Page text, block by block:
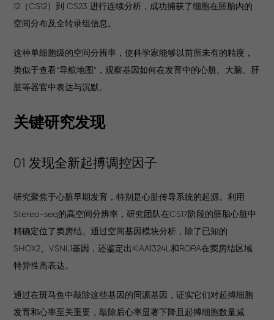
12（CS12）到 CS23 进行连续分析，成功捕获了细胞在胚胎内的
空间分布及全转录组信息。
这种单细胞级的空间分辨率，使科学家能够以前所未有的精度，
类似于查看“导航地图”，观察基因如何在发育中的心脏、大脑、肝
脏等器官中表达与沉默。
关键研究发现
01 发现全新起搏调控因子
研究聚焦于心脏早期发育，特别是心脏传导系统的起源。利用
Stereo-seq的高空间分辨率，研究团队在CS17阶段的胚胎心脏中
精确定位了窦房结。通过空间基因模块分析，除了已知的
SHOX2、VSNL1基因，还鉴定出KIAA1324L和RORA在窦房结区域
特异性高表达。
通过在斑马鱼中敲除这些基因的同源基因，证实它们对起搏细胞
发育和心率至关重要，敲除后心率显著下降且起搏细胞数量减